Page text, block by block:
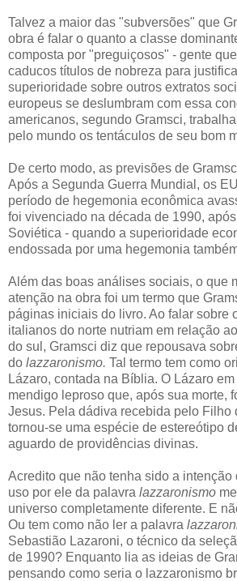
Talvez a maior das "subversões" que
obra é falar o quanto a classe
composta por "preguiçosos" - gente
caducos títulos de nobreza para
superioridade sobre outros extratos
europeus se deslumbram com essa
americanos, segundo Gramsci,
pelo mundo os tentáculos de seu bom
De certo modo, as previsões de
Após a Segunda Guerra Mundial, os
período de hegemonia econômica
foi vivenciado na década de 1990,
Soviética - quando a superioridade
endossada por uma hegemonia
Além das boas análises sociais, o que
atenção na obra foi um termo que
páginas iniciais do livro. Ao falar sobre
italianos do norte nutriam em relação
do sul, Gramsci diz que repousava
do lazzaronismo. Tal termo tem como
Lázaro, contada na Bíblia. O Lázaro
mendigo leproso que, após sua morte,
Jesus. Pela dádiva recebida pelo Filho
tornou-se uma espécie de estereótipo
aguardo de providências divinas.
Acredito que não tenha sido a intenção
uso por ele da palavra lazzaronismo
universo completamente diferente. E
Ou tem como não ler a palavra
Sebastião Lazaroni, o técnico da
de 1990? Enquanto lia as ideias de
pensando como seria o lazzaronismo